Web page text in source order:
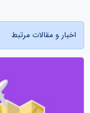
اخبار و مقالات مرتبط